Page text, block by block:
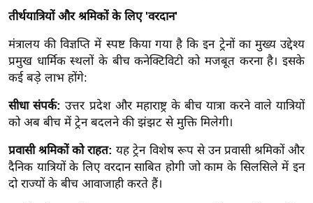
त
टो
व
र्ल्ड
न्यू
ज
ब्री
फ
म
तीर्थयात्रियों और श्रमिकों के लिए 'वरदान'
मंत्रालय की विज्ञप्ति में स्पष्ट किया गया है कि इन ट्रेनों का मुख्य उद्देश्य
प्रमुख धार्मिक स्थलों के बीच कनेक्टिविटी को मजबूत करना है। इसके
कई बड़े लाभ होंगे:
सीधा संपर्क:उत्तर प्रदेश और महाराष्ट्र के बीच यात्रा करने वाले यात्रियों
को अब बीच में ट्रेन बदलने की झंझट से मुक्ति मिलेगी।
प्रवासी श्रमिकों को राहत:यह ट्रेन विशेष रूप से उन प्रवासी श्रमिकों और
दैनिक यात्रियों के लिए वरदान साबित होगी जो काम के सिलसिले में इन
दो राज्यों के बीच आवाजाही करते हैं।